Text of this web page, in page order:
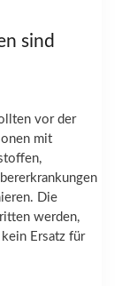
sind
vor der
mit
Die
werden,
Ersatz für